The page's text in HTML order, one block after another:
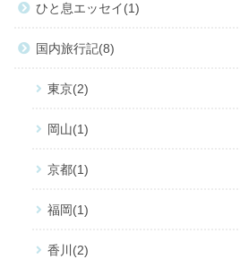
ひと息エッセイ 1
国内旅行記 8
東京 2
岡山 1
京都 1
福岡 1
香川 2